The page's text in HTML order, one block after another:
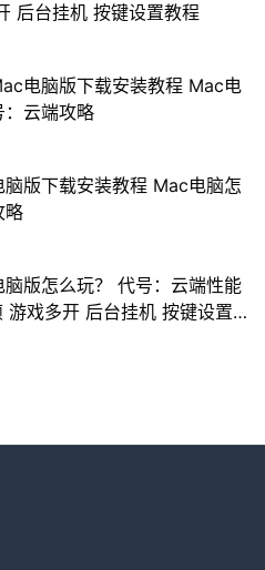
后台挂机 按键设置教程
电脑版下载安装教程 Mac电
：云端攻略
版下载安装教程 Mac电脑怎
略
版怎么玩？ 代号：云端性能
游戏多开 后台挂机 按键设置